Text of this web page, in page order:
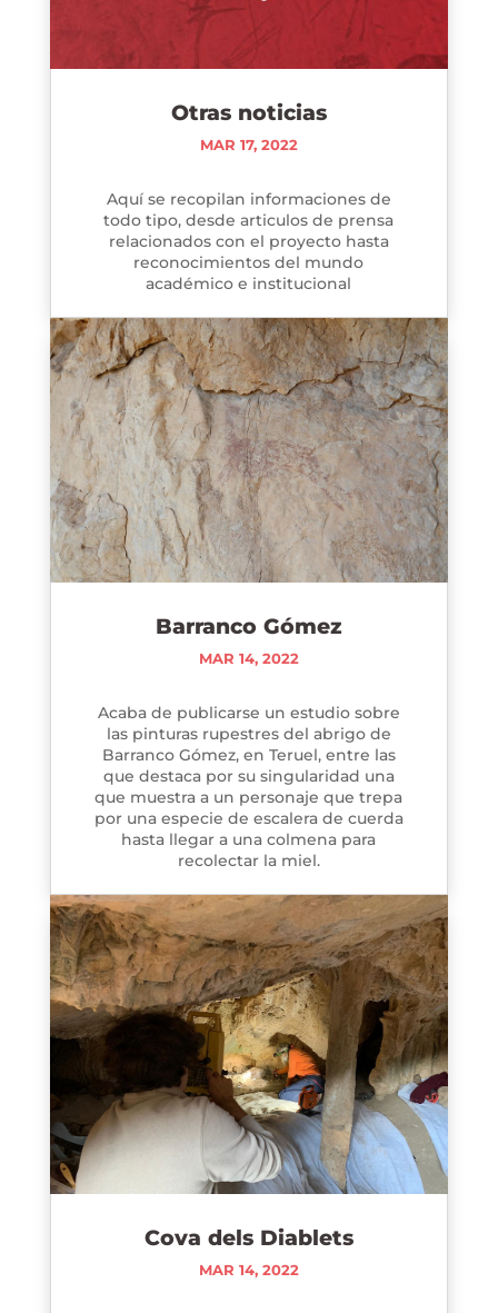
Otras noticias
MAR 17, 2022
Aquí se recopilan informaciones de
todo tipo, desde articulos de prensa
relacionados con el proyecto hasta
reconocimientos del mundo
académico e institucional
Barranco Gómez
MAR 14, 2022
Acaba de publicarse un estudio sobre
las pinturas rupestres del abrigo de
Barranco Gómez, en Teruel, entre las
que destaca por su singularidad una
que muestra a un personaje que trepa
por una especie de escalera de cuerda
hasta llegar a una colmena para
recolectar la miel.
Cova dels Diablets
MAR 14, 2022